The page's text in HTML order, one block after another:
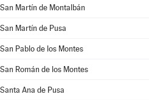
San Martín de Montalbán
San Martín de Pusa
San Pablo de los Montes
San Román de los Montes
Santa Ana de Pusa